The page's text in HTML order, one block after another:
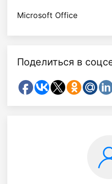
Microsoft Office
Поделиться в